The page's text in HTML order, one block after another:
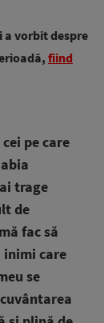
a vorbit despre
fiind
pe care
trage
de
fac să
inimi care
se